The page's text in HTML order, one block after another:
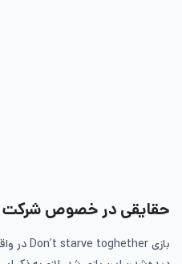
حقایقی در خصوص شرکت